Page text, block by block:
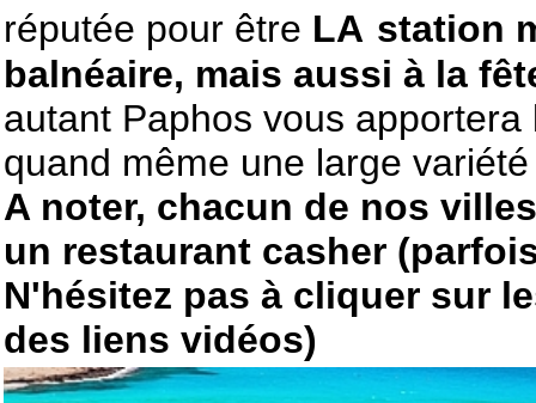
réputée pour être LA station
balnéaire, mais aussi à la
autant Paphos vous
quand même une large
A noter, chacun de nos
un restaurant casher
N'hésitez pas à cliquer sur
des liens vidéos)